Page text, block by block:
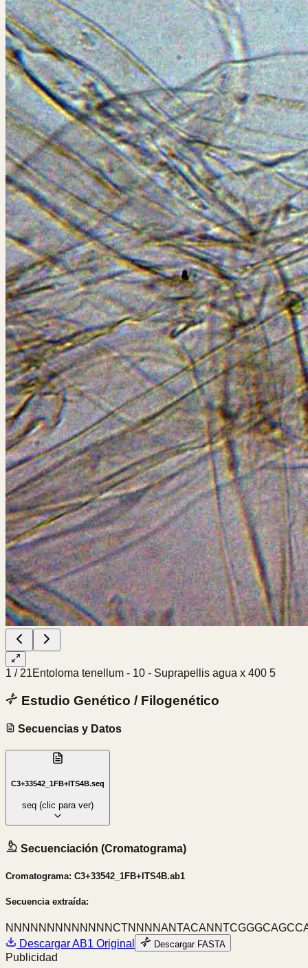
1 / 21Entoloma tenellum - 10 - Suprapellis agua x 400 5
Estudio Genético / Filogenético
Secuencias y Datos
C3+33542_1FB+ITS4B.seq
seq (clic para ver)
Secuenciación (Cromatograma)
Cromatograma: C3+33542_1FB+ITS4B.ab1
Secuencia extraída:
DescargarAB1 Original Descargar FASTA
Publicidad